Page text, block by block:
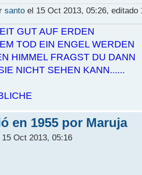
santo el 15 Oct 2013, 05:26, editado
GUT AUF ERDEN
TOD EIN ENGEL WERDEN
HIMMEL FRAGST DU DANN
NICHT SEHEN KANN......
en 1955 por Maruja
15 Oct 2013, 05:16